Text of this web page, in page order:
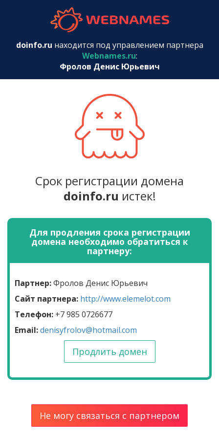
doinfo.ru находится под управлением партнера
Webnames.ru:
Фролов Денис Юрьевич
Срок регистрации домена
doinfo.ru истек!
Для продления срока регистрации
домена необходимо обратиться к
партнеру:
Партнер:Фролов Денис Юрьевич
Сайт партнера: http://www.elemelot.com
Телефон: +7 985 0726677
Email:denisyfrolov@hotmail.com
Продлить домен
Не могу связаться с партнером